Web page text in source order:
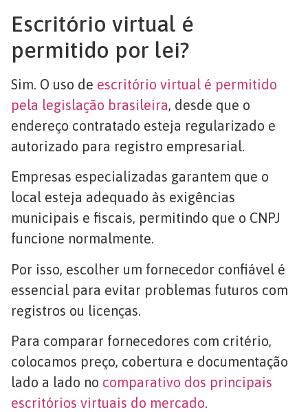
Escritório virtual é
permitido por lei?
Sim. O uso de escritório virtual é permitido
pela legislação brasileira, desde que o
endereço contratado esteja regularizado e
autorizado para registro empresarial.
Empresas especializadas garantem que o
local esteja adequado às exigências
municipais e fiscais, permitindo que o CNPJ
funcione normalmente.
Por isso, escolher um fornecedor confiável é
essencial para evitar problemas futuros com
registros ou licenças.
Para comparar fornecedores com critério,
colocamos preço, cobertura e documentação
lado a lado no comparativo dos principais
escritórios virtuais do mercado.